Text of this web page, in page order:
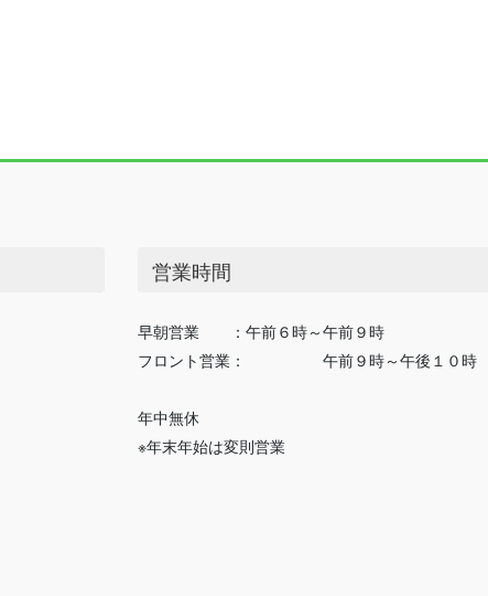
営業時間
早朝営業 ：午前６時～午前９時
フロント営業： 午前９時～午後１０時
年中無休
※年末年始は変則営業